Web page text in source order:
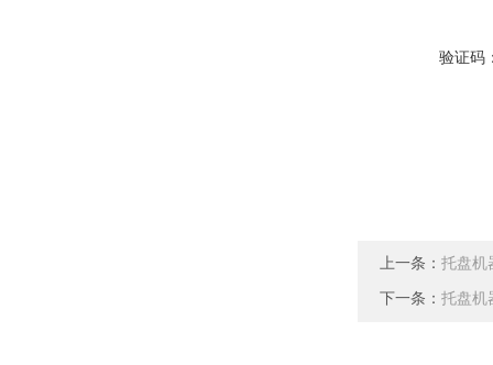
验证码
上一条： 托盘机
下一条： 托盘机